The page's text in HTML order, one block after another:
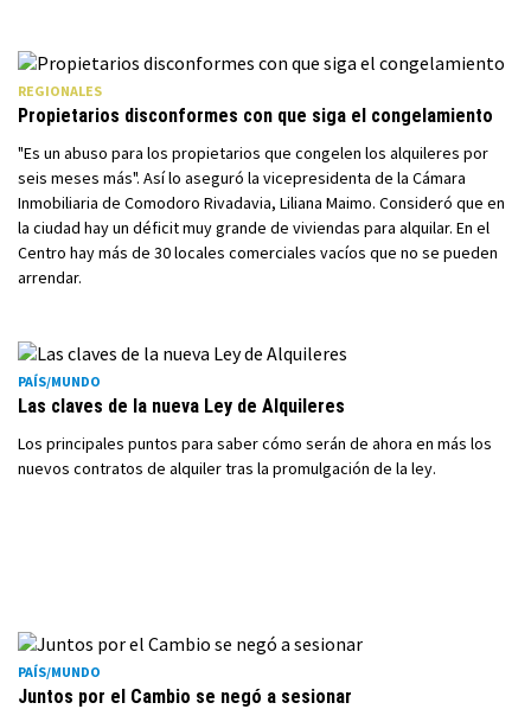
REGIONALES
Propietarios disconformes con que siga el congelamiento
"Es un abuso para los propietarios que congelen los alquileres por
seis meses más". Así lo aseguró la vicepresidenta de la Cámara
Inmobiliaria de Comodoro Rivadavia, Liliana Maimo. Consideró que en
la ciudad hay un déficit muy grande de viviendas para alquilar. En el
Centro hay más de 30 locales comerciales vacíos que no se pueden
arrendar.
PAÍS/MUNDO
Las claves de la nueva Ley de Alquileres
Los principales puntos para saber cómo serán de ahora en más los
nuevos contratos de alquiler tras la promulgación de la ley.
PAÍS/MUNDO
Juntos por el Cambio se negó a sesionar